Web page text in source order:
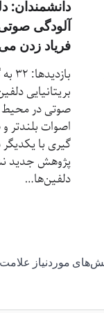
دانشمندان:
آلودگی صوتی
فریاد زدن
بریتانیایی
صوتی در محیط
اصوات بلندتر و
گیری با
پژوهش جدید
دلفین‌ها…
موردنیاز